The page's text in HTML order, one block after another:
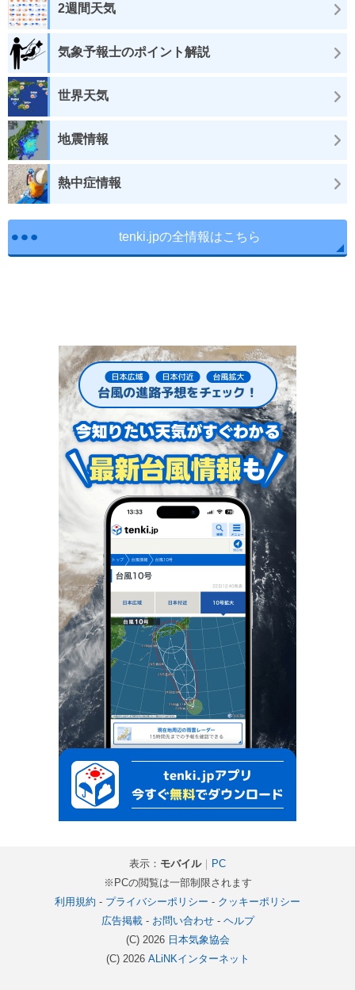
2週間天気
気象予報士のポイント解説
世界天気
地震情報
熱中症情報
tenki.jpの全情報はこちら
表示： モバイル｜ PC
※PCの閲覧は一部制限されます
利用規約 - プライバシーポリシー - クッキーポリシー
広告掲載- お問い合わせ- ヘルプ
(C) 2026 日本気象協会
(C) 2026 ALiNKインターネット